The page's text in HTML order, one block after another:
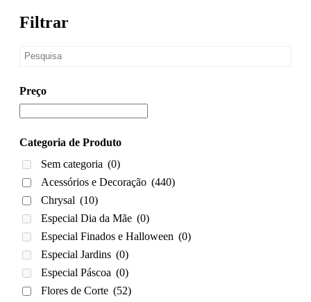
Filtrar
Preço
Categoria de Produto
Sem categoria (0)
Acessórios e Decoração (440)
Chrysal (10)
Especial Dia da Mãe (0)
Especial Finados e Halloween (0)
Especial Jardins (0)
Especial Páscoa (0)
Flores de Corte (52)